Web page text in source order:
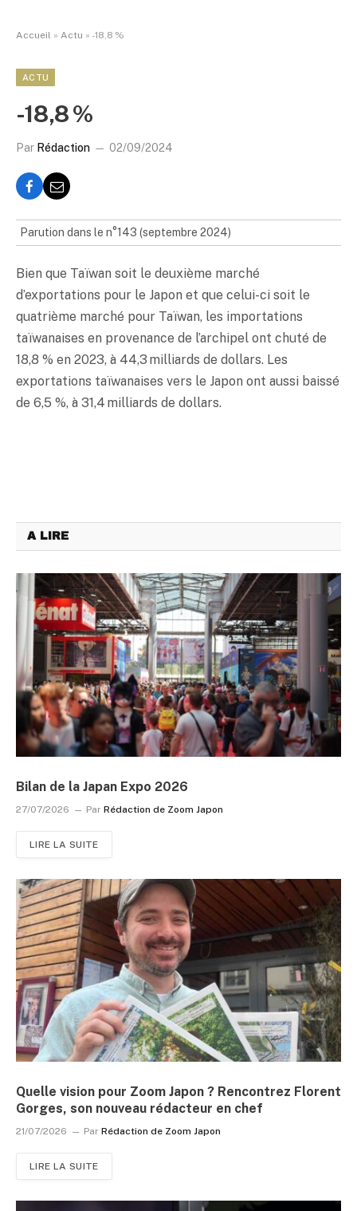
Accueil » Actu » -18,8 %
ACTU
-18,8 %
Par Rédaction 02/09/2024
Parution dans le n°143 (septembre 2024)
Bien que Taïwan soit le deuxième marché
d’exportations pour le Japon et que celui-ci soit le
quatrième marché pour Taïwan, les importations
taïwanaises en provenance de l’archipel ont chuté de
18,8 % en 2023, à 44,3 milliards de dollars. Les
exportations taïwanaises vers le Japon ont aussi baissé
de 6,5 %, à 31,4 milliards de dollars.
A LIRE
Bilan de la Japan Expo 2026
27/07/2026 Par Rédaction de Zoom Japon
LIRE LA SUITE
Quelle vision pour Zoom Japon ? Rencontrez Florent
Gorges, son nouveau rédacteur en chef
21/07/2026 Par Rédaction de Zoom Japon
LIRE LA SUITE